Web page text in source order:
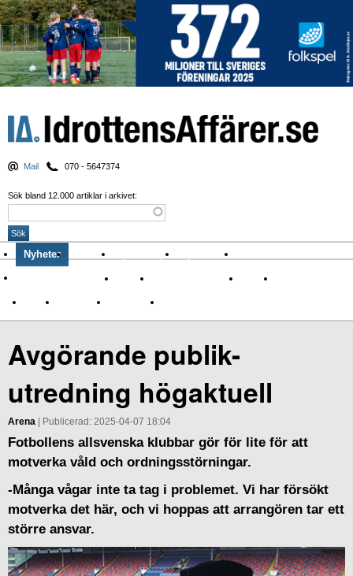
Mail 070 - 5647374
Sök bland 12.000 artiklar i arkivet:
Nyheter Krönikor Sport & spel Nyhetsbrev
Om Idrottens Affärer
Affärer I spåren av Corona Arena
Namn Sponsring TV-nyheter
Avgörande publik-
utredning högaktuell
Arena | Publicerad: 2025-04-07 18:04
Fotbollens allsvenska klubbar gör för lite för att
motverka våld och ordningsstörningar.
-Många vågar inte ta tag i problemet. Vi har försökt
motverka det här, och vi hoppas att arrangören tar ett
större ansvar.